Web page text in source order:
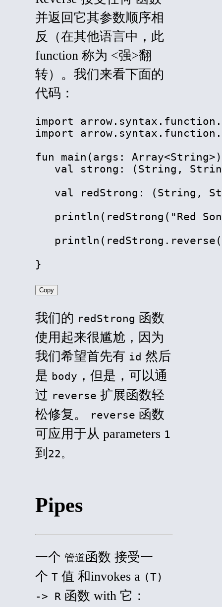
并返回它其参数顺序相
反（在其他语言中，此
function 称为 <强>翻
转）。我们来看下面的
代码：
import
import
fun main(args: Array<String>
val strong: (String,
val redStrong: (String,
println(redStrong("Red
}
Copy
我们的 redStrong 函数
使用起来很尴尬，因为
我们希望首先有 id 然后
是 body ，但是，可以通
过 reverse 扩展函数轻
松修复。
reverse 函数
可应用于从 parameters 1
到 22。
Pipes
一个 管道函数 接受一
个 T 值 和invokes a (T)
-> R 函数 with 它：